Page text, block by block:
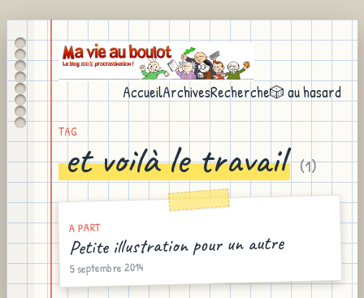
AccueilArchivesRecherche🎲 au hasard
TAG
et voilà le travail (1)
A PART
Petite illustration pour un autre
5 septembre 2014